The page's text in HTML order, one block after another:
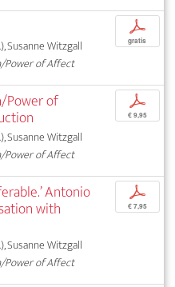
Susanne Witzgall
Power of Affect
p
gratis
Power of
Susanne Witzgall
Power of Affect
p
€ 9,95
Antonio
with
Susanne Witzgall
Power of Affect
p
€ 7,95